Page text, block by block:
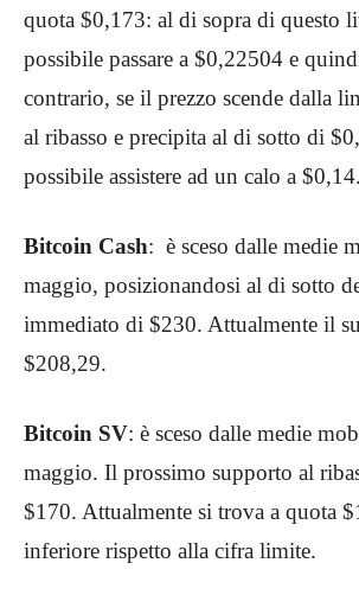
quota $0,173: al di sopra di questo
possibile passare a $0,22504 e
contrario, se il prezzo scende dalla
al ribasso e precipita al di sotto di
possibile assistere ad un calo a $0,14.
Bitcoin Cash: è sceso dalle medie
maggio, posizionandosi al di sotto
immediato di $230. Attualmente il
$208,29.
Bitcoin SV: è sceso dalle medie
maggio. Il prossimo supporto al
$170. Attualmente si trova a quota
inferiore rispetto alla cifra limite.